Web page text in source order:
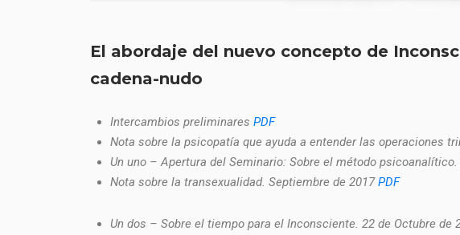
El abordaje del nuevo concepto de
cadena-nudo
Intercambios preliminares PDF
Nota sobre la psicopatía que ayuda a entender las operaciones
Un uno – Apertura del Seminario: Sobre el método
Nota sobre la transexualidad. Septiembre de 2017PDF
Un dos – Sobre el tiempo para el Inconsciente. 22 de Octubre de